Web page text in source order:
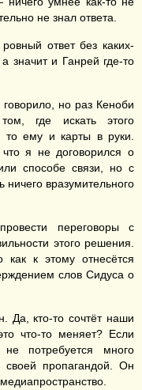
не знал ответа.
ответ без каких-
значит и Ганрей где-то
но раз Кеноби
где искать этого
то ему и карты в руки.
я не договорился о
способе связи, но с
ничего вразумительного
переговоры с
этого решения.
к этому отнесётся
слов Сидуса о
кто-то сочтёт наши
что-то меняет? Если
потребуется много
пропагандой. Он